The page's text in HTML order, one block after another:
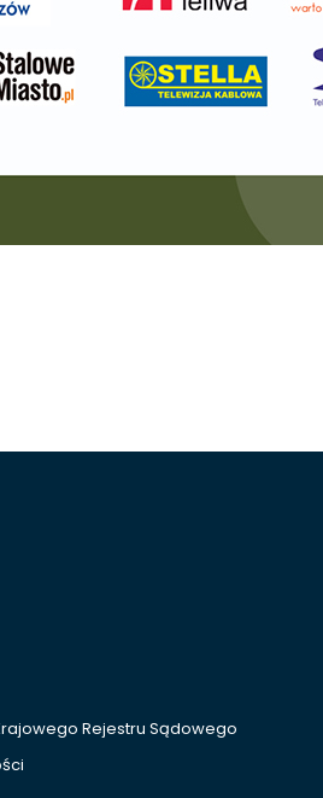
Rejestru Sądowego